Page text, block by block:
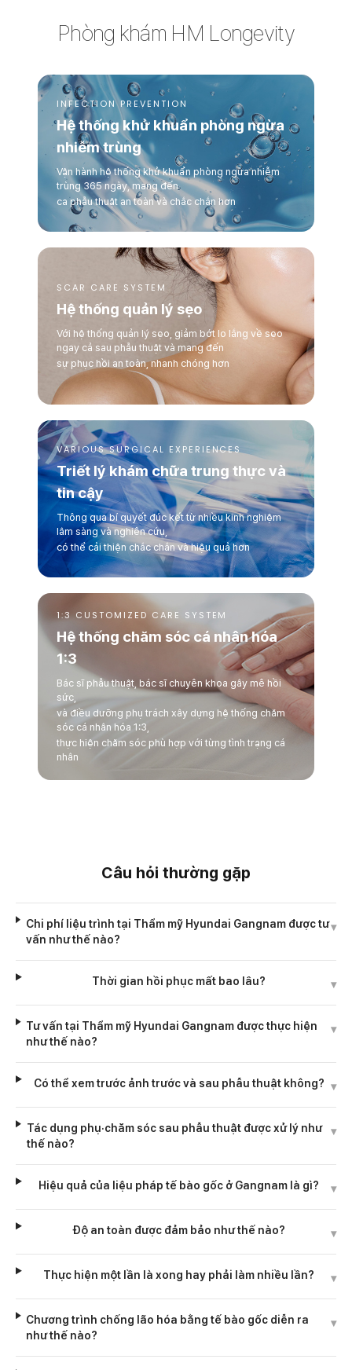
Phòng khám HM Longevity
INFECTION PREVENTION
Hệ thống khử khuẩn phòng ngừa
nhiễm trùng
Vận hành hệ thống khử khuẩn phòng ngừa nhiễm
trùng 365 ngày, mang đến
ca phẫu thuật an toàn và chắc chắn hơn
SCAR CARE SYSTEM
Hệ thống quản lý sẹo
Với hệ thống quản lý sẹo, giảm bớt lo lắng về sẹo
ngay cả sau phẫu thuật và mang đến
sự phục hồi an toàn, nhanh chóng hơn
VARIOUS SURGICAL EXPERIENCES
Triết lý khám chữa trung thực và
tin cậy
Thông qua bí quyết đúc kết từ nhiều kinh nghiệm
lâm sàng và nghiên cứu,
có thể cải thiện chắc chắn và hiệu quả hơn
1:3 CUSTOMIZED CARE SYSTEM
Hệ thống chăm sóc cá nhân hóa
1:3
Bác sĩ phẫu thuật, bác sĩ chuyên khoa gây mê hồi
sức,
và điều dưỡng phụ trách xây dựng hệ thống chăm
sóc cá nhân hóa 1:3,
thực hiện chăm sóc phù hợp với từng tình trạng cá
nhân
Câu hỏi thường gặp
Chi phí liệu trình tại Thẩm mỹ Hyundai Gangnam được tư
vấn như thế nào?
▾
Thời gian hồi phục mất bao lâu? ▾
Tư vấn tại Thẩm mỹ Hyundai Gangnam được thực hiện
như thế nào?
▾
Có thể xem trước ảnh trước và sau phẫu thuật không? ▾
Tác dụng phụ·chăm sóc sau phẫu thuật được xử lý như
thế nào?
▾
Hiệu quả của liệu pháp tế bào gốc ở Gangnam là gì? ▾
Độ an toàn được đảm bảo như thế nào? ▾
Thực hiện một lần là xong hay phải làm nhiều lần? ▾
Chương trình chống lão hóa bằng tế bào gốc diễn ra
như thế nào?
▾